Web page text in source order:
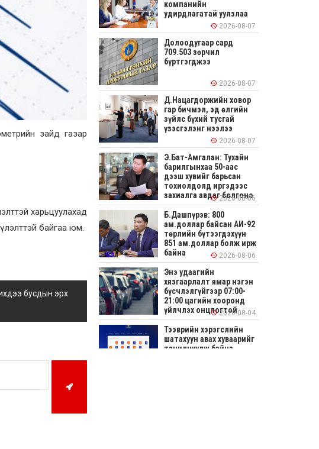
зайд газар
харьцуулахад
байгаа юм.
бусдын эрх
компанийн
удирдлагатай уулзлаа
2026-08-07
Долоодугаар сард
709.503 зөрчил
бүртгэгджээ
2026-08-07
Д.Нацагдоржийн ховор
гар бичмэл, эд өлгийн
зүйлс бүхий тусгай
үзэсгэлэнг нээлээ
2026-08-07
Э.Бат-Амгалан: Тухайн
барилгынхаа 50-аас
дээш хувийг барьсан
тохиолдолд иргэдээс
захиалга авдаг болгоно
2026-08-06
Б.Дашпүрэв: 800
ам.доллар байсан АИ-92
төрлийн бүтээгдэхүүн
851 ам.доллар болж ирж
байна
2026-08-06
Энэ удаагийн
хязгаарлалт ямар нэгэн
бүсчлэлгүйгээр 07:00-
21:00 цагийн хооронд
үйлчлэх онцлогтой2026-08-04
Тээврийн хэрэгслийн
шатахуун авах хуваарийг
танилцуулж байна